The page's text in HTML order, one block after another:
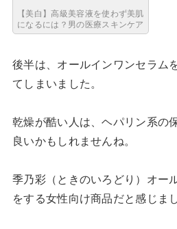
【美白】高級美容液を使わず美肌
になるには？男の医療スキンケア
後半は、オールインワンセラム
てしまいました。
乾燥が酷い人は、ヘパリン系の
良いかもしれませんね。
季乃彩（ときのいろどり）オー
をする女性向け商品だと感じまし